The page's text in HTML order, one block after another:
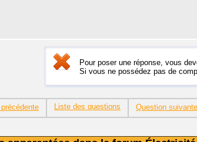
Pour poser une réponse, vous
Si vous ne possédez pas de
Liste des questions Question suivante